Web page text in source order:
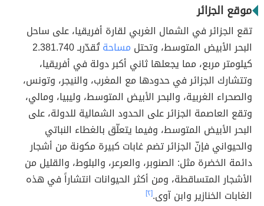
موقع الجزائر
تقع الجزائر في الشمال الغربي لقارة أفريقيا، على ساحل
البحر الأبيض المتوسط، وتحتل مساحة
تُقدّربـ 2.381.740
كيلومتر مربع، مما يجعلها ثاني أكبر دولة في أفريقيا،
وتتشارك الجزائر في حدودها مع المغرب، والنيجر، وتونس،
والصحراء الغربية، والبحر الأبيض المتوسط، وليبيا، ومالي،
وتقع العاصمة الجزائر على الحدود الشمالية للدولة، على
البحر الأبيض المتوسط، وفيما يتعلّق بالغطاء النباتي
والحيواني فإنّ الجزائر تضم غابات كبيرة مكونة من أشجار
دائمة الخضرة مثل: الصنوبر، والعرعر، والبلوط، والقليل من
الأشجار المتساقطة، ومن أكثر الحيوانات انتشاراً في هذه
الغابات الخنازير وابن آوى.[٢]